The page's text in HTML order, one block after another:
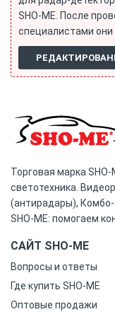
SHO-ME. После
специалистами они
Торговая марка
светотехника.
(антирадары), Комбо-
SHO-ME: помогаем
САЙТ SHO-ME
Вопросы и ответы
Где купить SHO-ME
Оптовые продажи